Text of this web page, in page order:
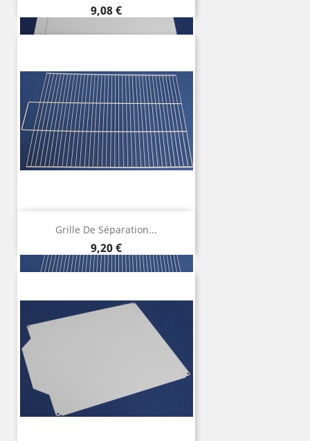
Precio
9,08 €
Grille De Séparation...
Precio
9,20 €